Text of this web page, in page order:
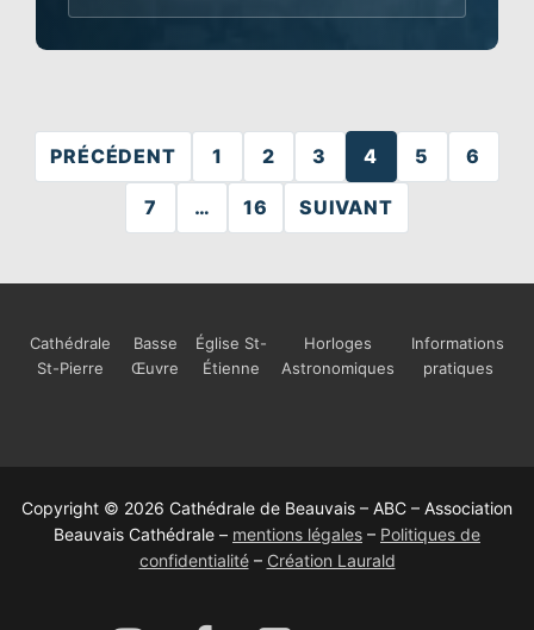
Pagination
des
publications
PRÉCÉDENT 1 2 3 4 5 6
7 … 16 SUIVANT
Cathédrale
St-Pierre
Basse
Œuvre
Église St-
Étienne
Horloges
Astronomiques
Informations
pratiques
Copyright © 2026 Cathédrale de Beauvais – ABC – Association
Beauvais Cathédrale – mentions légales – Politiques de
confidentialité– Création Laurald